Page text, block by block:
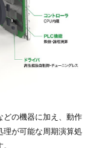
どの機器に加え、動作
理が可能な周期演算処